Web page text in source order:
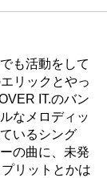
も活動をして
リックとやっ
IT.のバン
なメロディッ
いるシング
の曲に、未発
リットとかは